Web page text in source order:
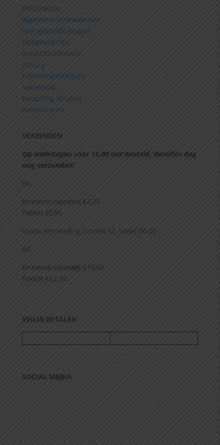
Betaalwijze
Algemene Voorwaarden
Veel gestelde vragen
Veiligheidstips
Productinformatie
Privacy
Klachtenprocedure
Verzenden
Bestelling afhalen
Retourneren
VERZENDEN
Op werkdagen voor 15.00 uur besteld, dezelfde dag
nog verzonden!
NL:
Brievenbuspakket €4,25
Pakket €5,95
Gratis verzending binnen NL vanaf 60,00
BE:
Brievenbuspakket €10,00
Pakket €12.50.
VEILIG BETALEN
SOCIAL MEDIA